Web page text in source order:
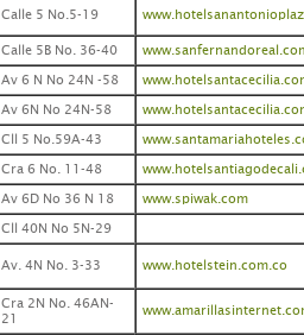
Calle 5 No.5-19
Calle 5B No. 36-40
Av 6 N No 24N -58
Av 6N No 24N-58
Cll 5 No.59A-43
Cra 6 No. 11-48
Av 6D No 36 N 18
www.spiwak.com
Cll 40N No 5N-29
Av. 4N No. 3-33 www.hotelstein.com.co
Cra 2N No. 46AN-
21